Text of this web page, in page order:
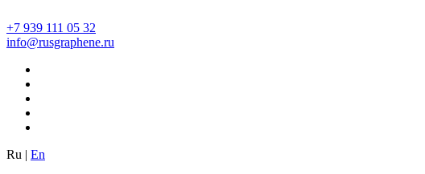
+7 939 111 05 32
info@rusgraphene.ru
Ru | En